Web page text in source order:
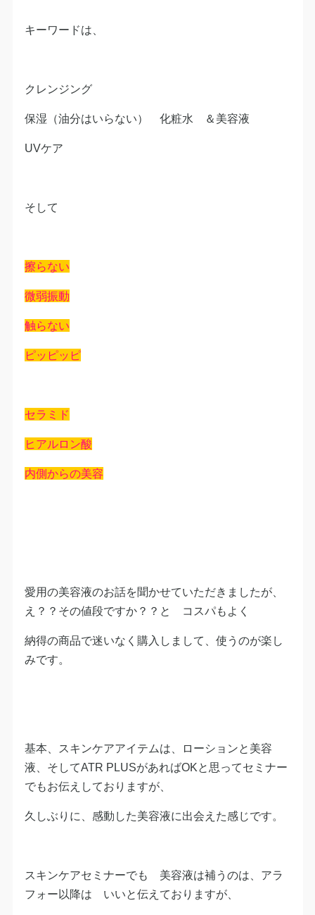
キーワードは、
クレンジング
保湿（油分はいらない） 化粧水 ＆美容液
UVケア
そして
擦らない
微弱振動
触らない
ピッピッピ
セラミド
ヒアルロン酸
内側からの美容
愛用の美容液のお話を聞かせていただきましたが、
え？？その値段ですか？？と コスパもよく
納得の商品で迷いなく購入しまして、使うのが楽し
みです。
基本、スキンケアアイテムは、ローションと美容
液、そしてATR PLUSがあればOKと思ってセミナー
でもお伝えしておりますが、
久しぶりに、感動した美容液に出会えた感じです。
スキンケアセミナーでも 美容液は補うのは、アラ
フォー以降は いいと伝えておりますが、